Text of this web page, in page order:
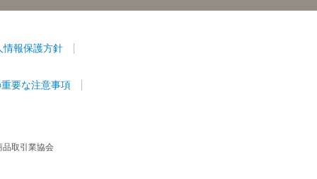
情報保護方針
要な注意事項
品取引業協会